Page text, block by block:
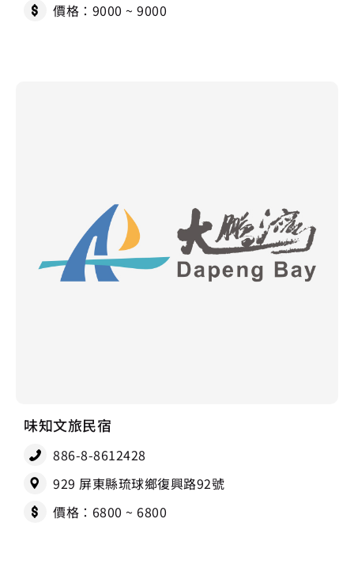
價格：9000 ~ 9000
味知文旅民宿
886-8-8612428
929 屏東縣琉球鄉復興路92號
價格：6800 ~ 6800